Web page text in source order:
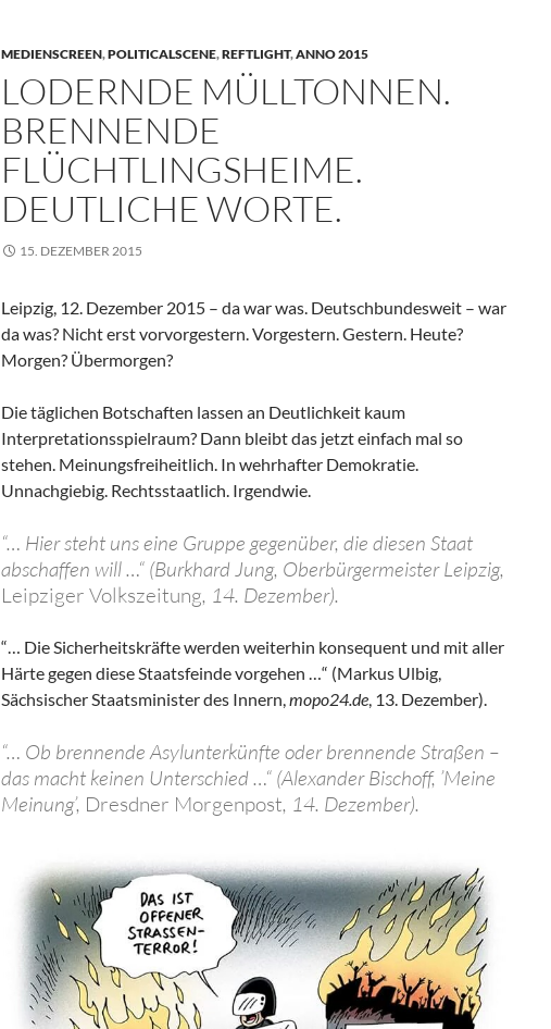
MEDIENSCREEN,POLITICALSCENE,REFTLIGHT,ANNO 2015
LODERNDE MÜLLTONNEN.
BRENNENDE
FLÜCHTLINGSHEIME.
DEUTLICHE WORTE.
15. DEZEMBER 2015
Leipzig, 12. Dezember 2015 – da war was. Deutschbundesweit – war
da was? Nicht erst vorvorgestern. Vorgestern. Gestern. Heute?
Morgen? Übermorgen?
Die täglichen Botschaften lassen an Deutlichkeit kaum
Interpretationsspielraum? Dann bleibt das jetzt einfach mal so
stehen. Meinungsfreiheitlich. In wehrhafter Demokratie.
Unnachgiebig. Rechtsstaatlich. Irgendwie.
“… Hier steht uns eine Gruppe gegenüber, die diesen Staat
abschaffen will …“ (Burkhard Jung, Oberbürgermeister Leipzig,
Leipziger Volkszeitung, 14. Dezember).
“… Die Sicherheitskräfte werden weiterhin konsequent und mit aller
Härte gegen diese Staatsfeinde vorgehen …“ (Markus Ulbig,
Sächsischer Staatsminister des Innern, mopo24.de , 13. Dezember).
“… Ob brennende Asylunterkünfte oder brennende Straßen –
das macht keinen Unterschied …“ (Alexander Bischoff, ’Meine
Meinung’, Dresdner Morgenpost, 14. Dezember).